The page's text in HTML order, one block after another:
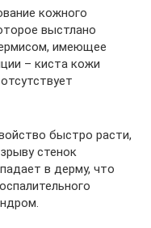
кожного
выстлано
имеющее
– киста кожи
быстро расти,
стенок
в дерму, что